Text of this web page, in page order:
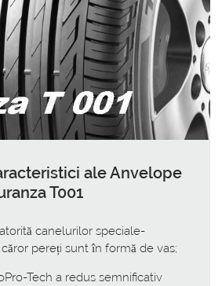
ale Anvelope
T001
canelurilor speciale-
pereți sunt în formă de vas;
Tech a redus semnificativ